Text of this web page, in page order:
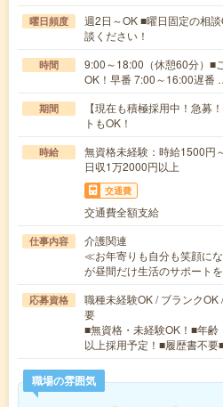
曜日頻度
週2日～OK ■曜日固定の相
談ください！
時間
9:00～18:00（休憩60分）■
OK！早番 7:00～16:00遅番
期間
【現在も積極採用中！急
トもOK！
時給
無資格未経験：時給1500
日収1万2000円以上
交通費
交通費全額支給
仕事内容
介護関連
≪お年寄りも自分も笑顔に
が昼間だけ生活のサポート
応募資格
職種未経験OK / ブランク
要
■無資格・未経験OK！■年
以上採用予定！■履歴書不
職場の雰囲気